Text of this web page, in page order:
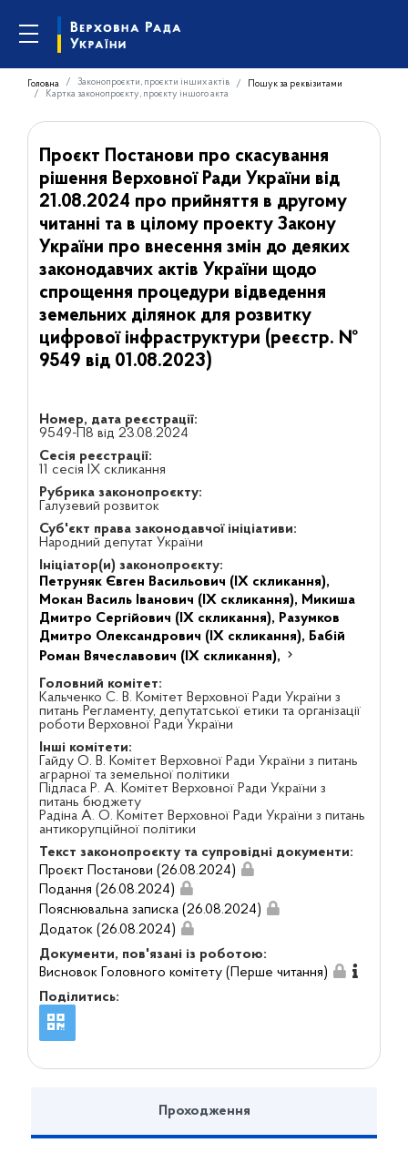
Головна Законопроєкти, проєкти інших актів
Пошук за реквізитами
Картка законопроєкту, проєкту іншого акта
Проєкт Постанови про скасування
рішення Верховної Ради України від
21.08.2024 про прийняття в другому
читанні та в цілому проекту Закону
України про внесення змін до деяких
законодавчих актів України щодо
спрощення процедури відведення
земельних ділянок для розвитку
цифрової інфраструктури (реєстр. №
9549 від 01.08.2023)
Номер, дата реєстрації:
9549-П8 від 23.08.2024
Сесія реєстрації:
11 сесія IX скликання
Рубрика законопроєкту:
Галузевий розвиток
Суб'єкт права законодавчої ініціативи:
Народний депутат України
Ініціатор(и) законопроєкту:
Петруняк Євген Васильович (IX скликання),
Мокан Василь Іванович (IX скликання), Микиша
Дмитро Сергійович (IX скликання), Разумков
Дмитро Олександрович (IX скликання), Бабій
Роман Вячеславович (IX скликання),
Головний комітет:
Кальченко С. В. Комітет Верховної Ради України з
питань Регламенту, депутатської етики та організації
роботи Верховної Ради України
Інші комітети:
Гайду О. В. Комітет Верховної Ради України з питань
аграрної та земельної політики
Підласа Р. А. Комітет Верховної Ради України з
питань бюджету
Радіна А. О. Комітет Верховної Ради України з питань
антикорупційної політики
Текст законопроєкту та супровідні документи:
Проєкт Постанови (26.08.2024)
Подання (26.08.2024)
Пояснювальна записка (26.08.2024)
Додаток (26.08.2024)
Документи, пов'язані із роботою:
Висновок Головного комітету (Перше читання)
Поділитись:
Проходження